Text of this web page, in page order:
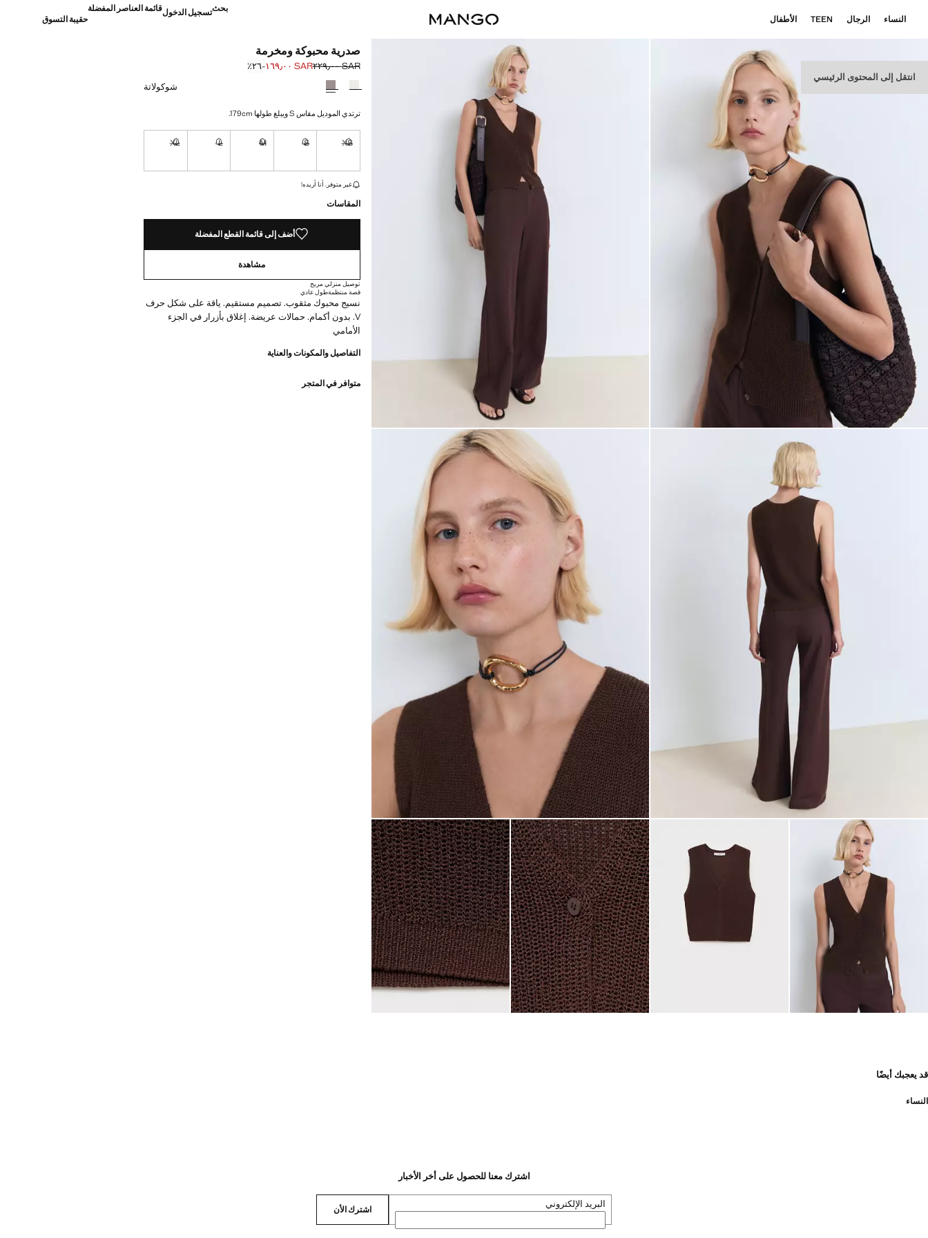
انتقل إلى المحتوى الرئيسي
النساء الرجال TEEN الأطفال
بحثتسجيل الدخولقائمة العناصر المفضلة
حقيبة التسوق
صدرية محبوكة ومخرمة
السعر الأول محذوف [SAR ٢٢٩٫٠٠ ]
SAR ٢٢٩٫٠٠
السعر الحالي [SAR ١٦٩٫٠٠ ]SAR ١٦٩٫٠٠
؜-٢٦٪؜
حدد اللون
شوكولاتة
ترتدي الموديل مقاس S ويبلغ طولها 179cm.
XS
S
M
L
XL
القطع الأخيرة!
غير متوفر. أنا أريده!
المقاسات
أضف إلى قائمة القطع المفضلة
مشاهدة
توصيل منزلي مريح
قصة منتظمةطول عادي
نسيج محبوك مثقوب. تصميم مستقيم. ياقة على شكل حرف
V. بدون أكمام. حمالات عريضة. إغلاق بأزرار في الجزء
الأمامي
التفاصيل والمكونات والعناية
متوافر في المتجر
قد يعجبك أيضًا
النساء
اشترك معنا للحصول على أخر الأخبار
البريد الإلكتروني اشترك الأن